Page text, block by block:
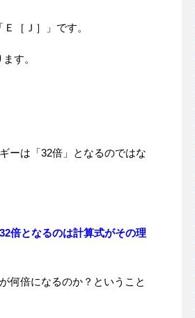
［Ｊ］」です。
す。
ーは「32倍」となるのではな
倍となるのは計算式がその理
何倍になるのか？ということ